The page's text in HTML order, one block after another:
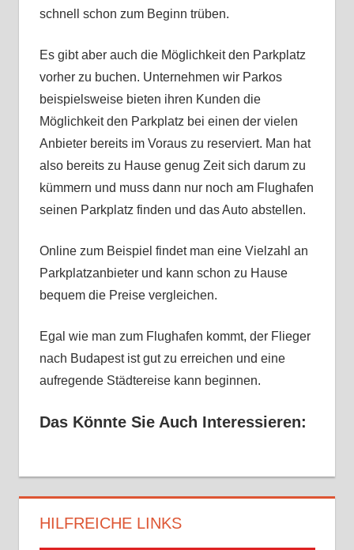
schnell schon zum Beginn trüben.
Es gibt aber auch die Möglichkeit den Parkplatz
vorher zu buchen. Unternehmen wir Parkos
beispielsweise bieten ihren Kunden die
Möglichkeit den Parkplatz bei einen der vielen
Anbieter bereits im Voraus zu reserviert. Man hat
also bereits zu Hause genug Zeit sich darum zu
kümmern und muss dann nur noch am Flughafen
seinen Parkplatz finden und das Auto abstellen.
Online zum Beispiel findet man eine Vielzahl an
Parkplatzanbieter und kann schon zu Hause
bequem die Preise vergleichen.
Egal wie man zum Flughafen kommt, der Flieger
nach Budapest ist gut zu erreichen und eine
aufregende Städtereise kann beginnen.
Das Könnte Sie Auch Interessieren:
HILFREICHE LINKS